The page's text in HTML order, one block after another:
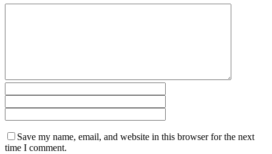
Save my name, email, and website in this browser for the next
time I comment.